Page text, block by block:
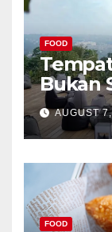
FOOD
Bukan
AUGUST
FOOD